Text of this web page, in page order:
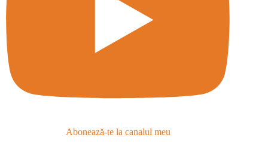
Abonează-te la canalul meu